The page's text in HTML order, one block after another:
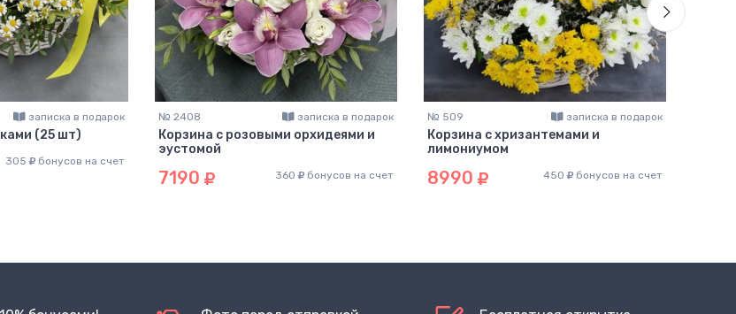
записка в подарок
(25 шт)
305 бонусов на счет
№ 2408 записка в подарок
Корзина с розовыми орхидеями и
эустомой
7190 360 бонусов на счет
№ 509 записка в подарок
Корзина с хризантемами и
лимониумом
8990 450 бонусов на счет